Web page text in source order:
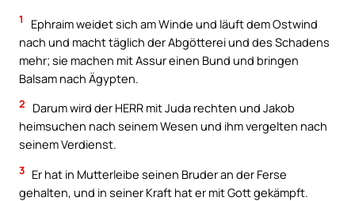
1
Ephraim weidet sich am Winde und läuft dem Ostwind
nach und macht täglich der Abgötterei und des Schadens
mehr; sie machen mit Assur einen Bund und bringen
Balsam nach Ägypten.
2
Darum wird der HERR mit Juda rechten und Jakob
heimsuchen nach seinem Wesen und ihm vergelten nach
seinem Verdienst.
3 Er hat in Mutterleibe seinen Bruder an der Ferse
gehalten, und in seiner Kraft hat er mit Gott gekämpft.